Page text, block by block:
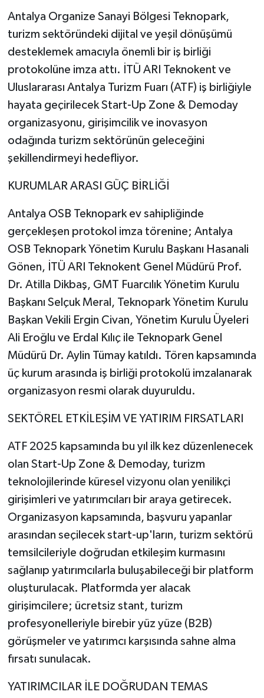
Antalya Organize Sanayi Bölgesi Teknopark,
turizm sektöründeki dijital ve yeşil dönüşümü
desteklemek amacıyla önemli bir iş birliği
protokolüne imza attı. İTÜ ARI Teknokent ve
Uluslararası Antalya Turizm Fuarı (ATF) iş birliğiyle
hayata geçirilecek Start-Up Zone & Demoday
organizasyonu, girişimcilik ve inovasyon
odağında turizm sektörünün geleceğini
şekillendirmeyi hedefliyor.
KURUMLAR ARASI GÜÇ BİRLİĞİ
Antalya OSB Teknopark ev sahipliğinde
gerçekleşen protokol imza törenine; Antalya
OSB Teknopark Yönetim Kurulu Başkanı Hasanali
Gönen, İTÜ ARI Teknokent Genel Müdürü Prof.
Dr. Atilla Dikbaş, GMT Fuarcılık Yönetim Kurulu
Başkanı Selçuk Meral, Teknopark Yönetim Kurulu
Başkan Vekili Ergin Civan, Yönetim Kurulu Üyeleri
Ali Eroğlu ve Erdal Kılıç ile Teknopark Genel
Müdürü Dr. Aylin Tümay katıldı. Tören kapsamında
üç kurum arasında iş birliği protokolü imzalanarak
organizasyon resmi olarak duyuruldu.
SEKTÖREL ETKİLEŞİM VE YATIRIM FIRSATLARI
ATF 2025 kapsamında bu yıl ilk kez düzenlenecek
olan Start-Up Zone & Demoday, turizm
teknolojilerinde küresel vizyonu olan yenilikçi
girişimleri ve yatırımcıları bir araya getirecek.
Organizasyon kapsamında, başvuru yapanlar
arasından seçilecek start-up'ların, turizm sektörü
temsilcileriyle doğrudan etkileşim kurmasını
sağlanıp yatırımcılarla buluşabileceği bir platform
oluşturulacak. Platformda yer alacak
girişimcilere; ücretsiz stant, turizm
profesyonelleriyle birebir yüz yüze (B2B)
görüşmeler ve yatırımcı karşısında sahne alma
fırsatı sunulacak.
YATIRIMCILAR İLE DOĞRUDAN TEMAS
Sosyal medya
Spor
Televizyon
Turizm